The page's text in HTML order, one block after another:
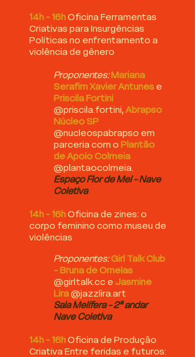
14h - 16hOficina Ferramentas
Criativas para Insurgências
Políticas no enfrentamento a
violência de gênero
Proponentes: Mariana
Serafim Xavier Antunes e
Priscila Fortini
@priscila.fortini,Abrapso
Núcleo SP
@nucleospabrapso em
parceria com o Plantão
de Apoio Colmeia
@plantaocolmeia.
Espaço Flor de Mel - Nave
Coletiva
14h - 16hOficina de zines: o
corpo feminino como museu de
violências
Proponentes: Girl Talk Club
- Bruna de Ornelas
@girltalk.cc e Jasmine
Lira@jazzlira.art
​Sala Melífera - 2ª andar
Nave Coletiva
14h - 16hOficina de Produção
Criativa Entre feridas e futuros: